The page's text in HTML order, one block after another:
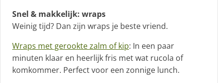
Snel & makkelijk: wraps
Weinig tijd? Dan zijn wraps je beste vriend.
Wraps met gerookte zalm of kip: In een paar
minuten klaar en heerlijk fris met wat rucola of
komkommer. Perfect voor een zonnige lunch.